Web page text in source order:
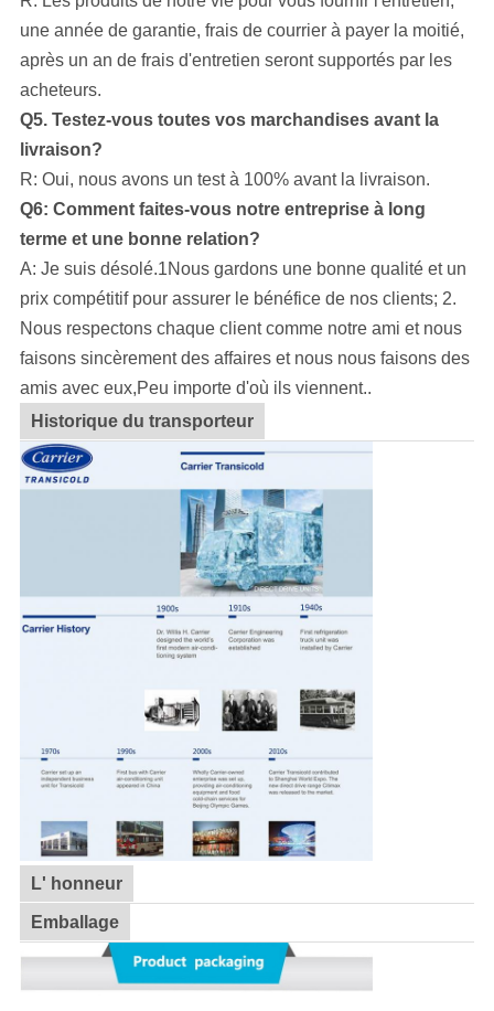
une année de garantie, frais de courrier à payer la moitié,
après un an de frais d'entretien seront supportés par les
acheteurs.
Q5. Testez-vous toutes vos marchandises avant la
livraison?
R: Oui, nous avons un test à 100% avant la livraison.
Q6: Comment faites-vous notre entreprise à long
terme et une bonne relation?
A: Je suis désolé.1Nous gardons une bonne qualité et un
prix compétitif pour assurer le bénéfice de nos clients; 2.
Nous respectons chaque client comme notre ami et nous
faisons sincèrement des affaires et nous nous faisons des
amis avec eux,Peu importe d'où ils viennent..
Historique du transporteur
L' honneur
Emballage